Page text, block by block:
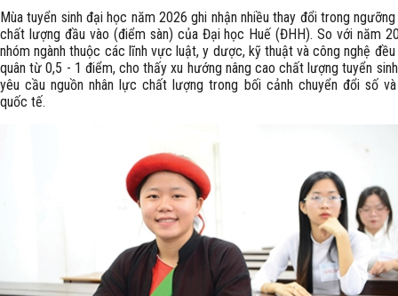
Mùa tuyển sinh đại học năm 2026 ghi nhận nhiều thay đổi trong
chất lượng đầu vào (điểm sàn) của Đại học Huế (ĐHH). So với năm
nhóm ngành thuộc các lĩnh vực luật, y dược, kỹ thuật và công nghệ
quân từ 0,5 - 1 điểm, cho thấy xu hướng nâng cao chất lượng tuyển
yêu cầu nguồn nhân lực chất lượng trong bối cảnh chuyển đổi số
quốc tế.